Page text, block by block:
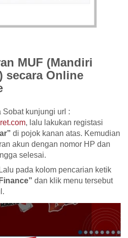
MUF (Mandiri
secara Online
Sobat kunjungi url :
, lalu lakukan registasi
di pojok kanan atas. Kemudian
akun dengan nomor HP dan
selesai.
pada kolom pencarian ketik
dan klik menu tersebut